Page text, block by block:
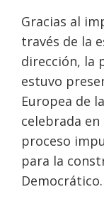
Gracias al
través de la
dirección, la
estuvo
Europea de
celebrada
proceso
para la
Democrático.